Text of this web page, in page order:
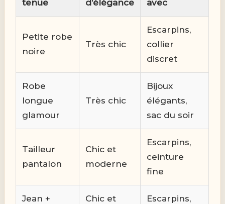
tenue
d’élégance
avec
Petite robe
noire
Très chic
Escarpins,
collier
discret
Robe
longue
glamour
Très chic
Bijoux
élégants,
sac du soir
Tailleur
pantalon
Chic et
moderne
Escarpins,
ceinture
fine
Jean +
Chic et
Escarpins,